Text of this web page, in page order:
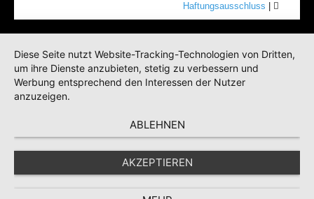
Haftungsausschluss
Diese Seite nutzt Website-Tracking-Technologien von Dritten,
um ihre Dienste anzubieten, stetig zu verbessern und
Werbung entsprechend den Interessen der Nutzer
anzuzeigen.
ABLEHNEN
AKZEPTIEREN